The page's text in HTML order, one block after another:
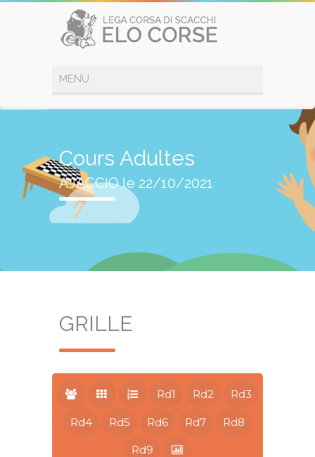
Cours Adultes
AJACCIO le 22/10/2021
GRILLE
Rd1 Rd2 Rd3
Rd4 Rd5 Rd6 Rd7 Rd8
Rd9